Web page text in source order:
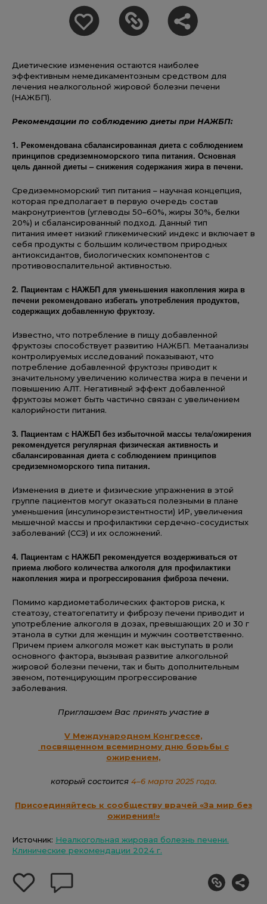
Диетические изменения остаются наиболее
эффективным немедикаментозным средством для
лечения неалкогольной жировой болезни печени
(НАЖБП).
Рекомендации по соблюдению диеты при НАЖБП:
1. Рекомендована сбалансированная диета с соблюдением
принципов средиземноморского типа питания. Основная
цель данной диеты – снижения содержания жира в печени.
Средиземноморский тип питания – научная концепция,
которая предполагает в первую очередь состав
макронутриентов (углеводы 50–60%, жиры 30%, белки
20%) и сбалансированный подход. Данный тип
питания имеет низкий гликемический индекс и включает в
себя продукты с большим количеством природных
антиоксидантов, биологических компонентов с
противовоспалительной активностью.
2. Пациентам с НАЖБП для уменьшения накопления жира в
печени рекомендовано избегать употребления продуктов,
содержащих добавленную фруктозу.
Известно, что потребление в пищу добавленной
фруктозы способствует развитию НАЖБП. Метаанализы
контролируемых исследований показывают, что
потребление добавленной фруктозы приводит к
значительному увеличению количества жира в печени и
повышению АЛТ. Негативный эффект добавленной
фруктозы может быть частично связан с увеличением
калорийности питания.
3. Пациентам с НАЖБП без избыточной массы тела/ожирения
рекомендуется регулярная физическая активность и
сбалансированная диета с соблюдением принципов
средиземноморского типа питания.
Изменения в диете и физические упражнения в этой
группе пациентов могут оказаться полезными в плане
уменьшения (инсулинорезистентности) ИР, увеличения
мышечной массы и профилактики сердечно-сосудистых
заболеваний (ССЗ) и их осложнений.
4. Пациентам с НАЖБП рекомендуется воздерживаться от
приема любого количества алкоголя для профилактики
накопления жира и прогрессирования фиброза печени.
Помимо кардиометаболических факторов риска, к
стеатозу, стеатогепатиту и фиброзу печени приводит и
употребление алкоголя в дозах, превышающих 20 и 30 г
этанола в сутки для женщин и мужчин соответственно.
Причем прием алкоголя может как выступать в роли
основного фактора, вызывая развитие алкогольной
жировой болезни печени, так и быть дополнительным
звеном, потенцирующим прогрессирование
заболевания.
Приглашаем Вас принять участие в
V Международном Конгрессе,
посвященном всемирному дню борьбы с
ожирением,
который состоится 4–6 марта 2025 года.
Присоединяйтесь к сообществу врачей «За мир без
ожирения!»
Источник: Неалкогольная жировая болезнь печени.
Клинические рекомендации 2024 г.
добавить
себе